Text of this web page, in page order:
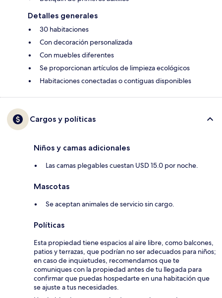
Detalles generales
30 habitaciones
Con decoración personalizada
Con muebles diferentes
Se proporcionan artículos de limpieza ecológicos
Habitaciones conectadas o contiguas disponibles
Cargos y políticas
Niños y camas adicionales
Las camas plegables cuestan USD 15.0 por noche.
Mascotas
Se aceptan animales de servicio sin cargo.
Políticas
Esta propiedad tiene espacios al aire libre, como balcones,
patios y terrazas, que podrían no ser adecuados para niños;
en caso de inquietudes, recomendamos que te
comuniques con la propiedad antes de tu llegada para
confirmar que puedas hospedarte en una habitación que
se ajuste a tus necesidades.